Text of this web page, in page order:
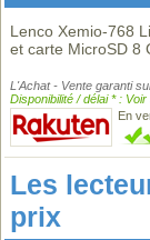
Lenco Xemio-768
et carte MicroSD 8
L'Achat - Vente garanti
Disponibilité / délai * : Voir
En
Les
prix